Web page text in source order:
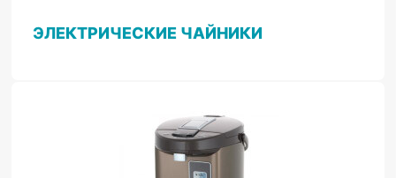
ЭЛЕКТРИЧЕСКИЕ ЧАЙНИКИ